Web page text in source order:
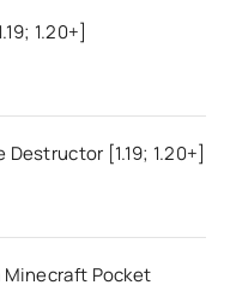
1.20+]
[1.19; 1.20+]
Minecraft Pocket